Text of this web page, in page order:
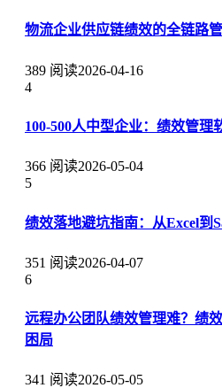
物流企业供应链绩效的全链路
389 阅读2026-04-16
4
100-500人中型企业：绩效管理
366 阅读2026-05-04
5
绩效落地避坑指南：从Excel到
351 阅读2026-04-07
6
远程办公团队绩效管理难？绩
困局
341 阅读2026-05-05